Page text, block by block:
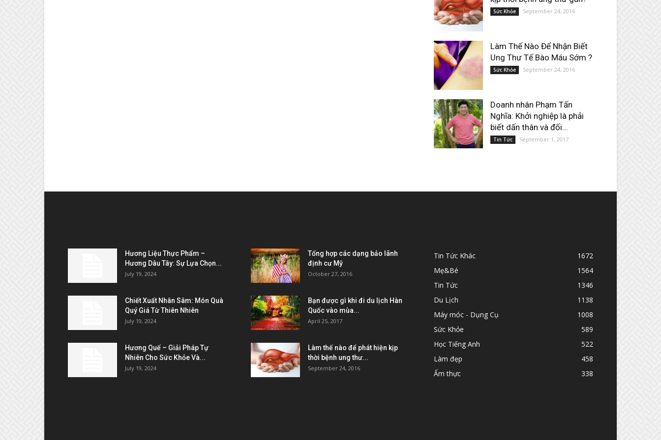
Sức Khỏe September 24, 2016
Làm Thế Nào Để Nhận Biết
Ung Thư Tế Bào Máu Sớm ?
Sức Khỏe September 24, 2016
Doanh nhân Phạm Tấn
Nghĩa: Khởi nghiệp là phải
biết dấn thân và đối...
Tin Tức September 1, 2017
Hương Liệu Thực Phẩm –
Hương Dâu Tây: Sự Lựa Chọn...
July 19, 2024
Chiết Xuất Nhân Sâm: Món Quà
Quý Giá Từ Thiên Nhiên
July 19, 2024
Hương Quế – Giải Pháp Tự
Nhiên Cho Sức Khỏe Và...
July 19, 2024
Tổng hợp các dạng bảo lãnh
định cư Mỹ
October 27, 2016
Bạn được gì khi đi du lịch Hàn
Quốc vào mùa...
April 25, 2017
Làm thế nào để phát hiện kịp
thời bệnh ung thư...
September 24, 2016
Tin Tức Khác
1672
Mẹ&Bé
1564
Tin Tức
1346
Du Lịch
1138
Máy móc - Dụng Cụ
1008
Sức Khỏe
589
Học Tiếng Anh
522
Làm đẹp
458
Ẩm thực
338